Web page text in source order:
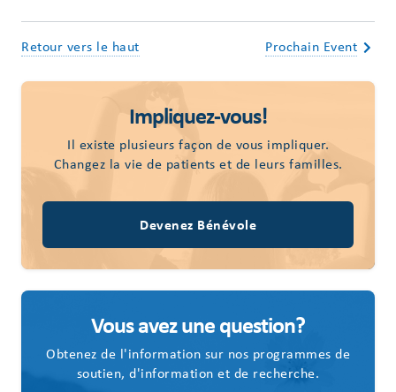
Retour vers le haut Prochain Event
Impliquez-vous!
Il existe plusieurs façon de vous impliquer.
Changez la vie de patients et de leurs familles.
Devenez Bénévole
Vous avez une question?
Obtenez de l'information sur nos programmes de
soutien, d'information et de recherche.